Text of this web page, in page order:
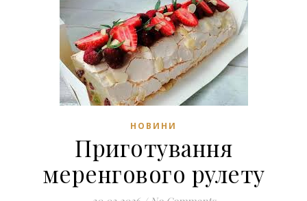
НОВИНИ
Приготування
меренгового рулету